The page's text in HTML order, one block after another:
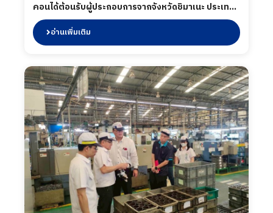
คอนได้ต้อนรับผู้ประกอบการจากจังหวัดชิมาเนะ ประเทศ
ญี่ปุ่น เข้ามาเยี่ยมชมการบริหารการจัดการในกระบวนการ
ผลิตของบริษัท ฯ เพื่อแลกเปลี่ยนข้อมูลและมุมมองด้าน
อุตสาหกรรม การผลิต และซัพพลายเชนระหว่างผู้
การจากจังหวัดชิมาเนะเข้าร่วมงาน Subcon Thailand
2026 งานแสดงชิ้นส่วนอุตสาหกรรมและการจับคู่ธุรกิจ
ระดับนานาชาติ ซึ่งกำหนดจัดขึ้นระหว่างวันที่ 13-16
พฤษภาคม 2569 ณ ศูนย์นิทรรศการ และการประชุมไบเท
คบางนา เมื่อวันที่ 22 มกราคม 2569
อ่านเพิ่มเติม